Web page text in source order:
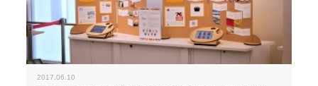
2017.06.10